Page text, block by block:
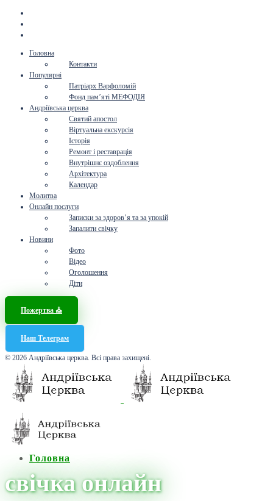
Головна
Контакти
Популярні
Патріарх Варфоломій
Фонд пам’яті МЕФОДІЯ
Андріївська церква
Святий апостол
Віртуальна екскурсія
Історія
Ремонт і реставрація
Внутрішнє оздоблення
Архітектура
Календар
Молитва
Онлайн послуги
Записки за здоров’я та за упокій
Запалити свічку
Новини
Фото
Відео
Оголошення
Діти
Пожертва ⛪️
Наш Телеграм
© 2026 Андріївська церква. Всі права захищені.
Головна
свічка онлайн